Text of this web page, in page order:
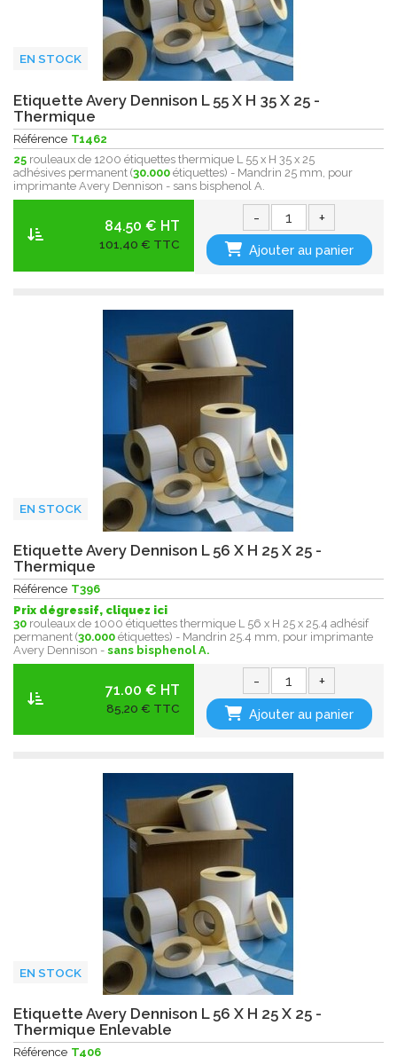
EN STOCK
Etiquette Avery Dennison L 55 X H 35 X 25 -
Thermique
Référence T1462
25 rouleaux de 1200 étiquettes thermique L 55 x H 35 x 25
adhésives permanent (30.000 étiquettes) - Mandrin 25 mm, pour
imprimante Avery Dennison - sans bisphenol A .
84.50 € HT
101,40 € TTC
- +
Ajouter au panier
EN STOCK
Etiquette Avery Dennison L 56 X H 25 X 25 -
Thermique
Référence T396
Prix dégressif, cliquez ici
30 rouleaux de 1000 étiquettes thermique L 56 x H 25 x 25.4 adhésif
permanent (30.000 étiquettes) - Mandrin 25.4 mm, pour imprimante
Avery Dennison - sans bisphenol A.
71.00 € HT
85,20 € TTC
- +
Ajouter au panier
EN STOCK
Etiquette Avery Dennison L 56 X H 25 X 25 -
Thermique Enlevable
Référence T406